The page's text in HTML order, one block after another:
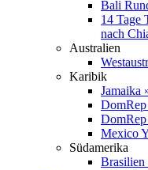
Bali
14 Tage
nach
Australien
Karibik
Jamaika
Mexico
Südamerika
Brasilien